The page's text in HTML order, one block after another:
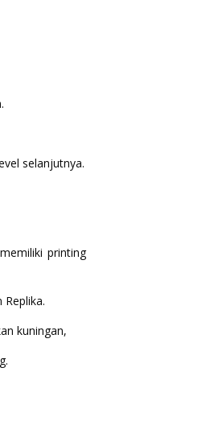
selanjutnya.
printing
kuningan,